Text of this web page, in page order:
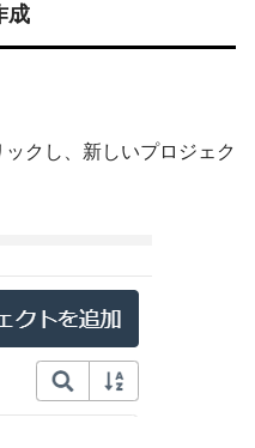
成
クし、新しいプロジェク